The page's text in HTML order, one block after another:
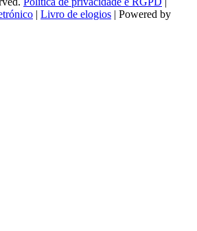
Livro de elogios | Powered by